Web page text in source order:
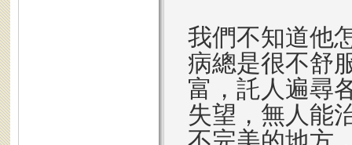
我們不知道他
病總是很不舒
富，託人遍尋
失望，無人能